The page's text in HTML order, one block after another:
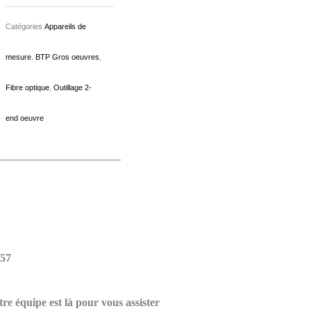
Catégories Appareils de
mesure, BTP Gros oeuvres
Fibre optique, Outillage 2-
end oeuvre
équipe est là pour vous assister